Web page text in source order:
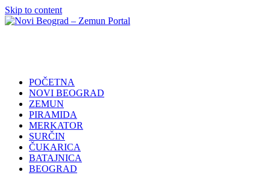
Skip to content
Portal
POČETNA
NOVI BEOGRAD
ZEMUN
PIRAMIDA
MERKATOR
SURČIN
ČUKARICA
BATAJNICA
BEOGRAD